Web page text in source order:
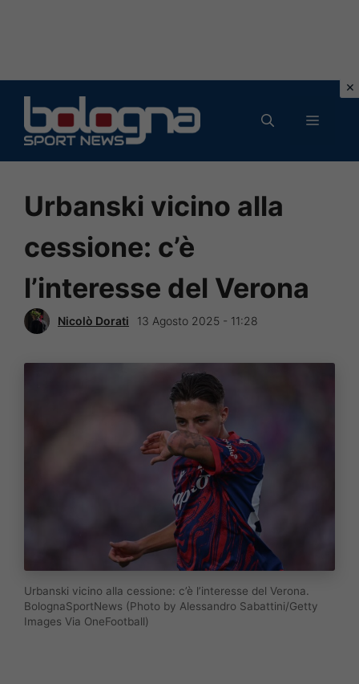
contenuto
MENU
Urbanski vicino alla
cessione: c’è
l’interesse del Verona
Nicolò Dorati 13 Agosto 2025 - 11:28
Urbanski vicino alla cessione: c’è l’interesse del Verona.
BolognaSportNews (Photo by Alessandro Sabattini/Getty
Images Via OneFootball)